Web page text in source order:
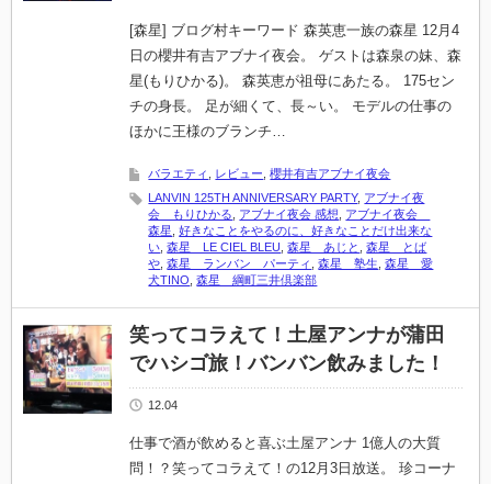
[森星] ブログ村キーワード 森英恵一族の森星 12月4
日の櫻井有吉アブナイ夜会。 ゲストは森泉の妹、森
星(もりひかる)。 森英恵が祖母にあたる。 175セン
チの身長。 足が細くて、長～い。 モデルの仕事の
ほかに王様のブランチ…
バラエティ レビュー ,櫻井有吉アブナイ夜会
LANVIN 125TH ANNIVERSARY PARTY, アブナイ夜
会 もりひかる
アブナイ夜会 感想
アブナイ夜会
森星 ,好きなことをやるのに、好きなことだけ出来な
い ,森星 LE CIEL BLEU ,森星 あじと ,森星 とば
や ,森星 ランバン パーティ ,森星 塾生 ,森星 愛
犬TINO ,森星 綱町三井倶楽部
笑ってコラえて！土屋アンナが蒲田
でハシゴ旅！バンバン飲みました！
12.04
仕事で酒が飲めると喜ぶ土屋アンナ 1億人の大質
問！？笑ってコラえて！の12月3日放送。 珍コーナ